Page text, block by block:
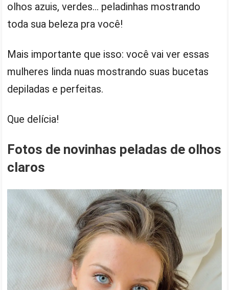
olhos azuis, verdes… peladinhas mostrando
toda sua beleza pra você!
Mais importante que isso: você vai ver essas
mulheres linda nuas mostrando suas bucetas
depiladas e perfeitas.
Que delícia!
Fotos de novinhas peladas de olhos
claros